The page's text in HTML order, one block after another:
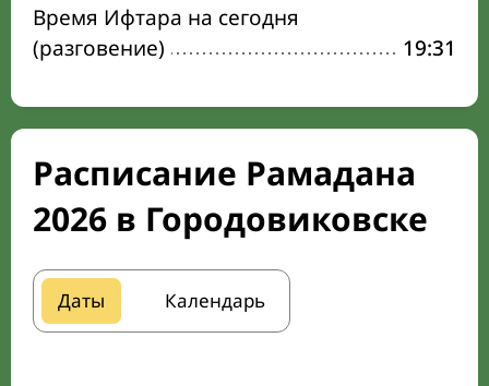
Время Ифтара на сегодня
(разговение)
19:31
Расписание Рамадана
2026 в Городовиковске
Даты Календарь